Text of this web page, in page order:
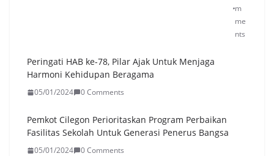
m
me
nts
Peringati HAB ke-78, Pilar Ajak Untuk Menjaga
Harmoni Kehidupan Beragama
05/01/2024 0 Comments
Pemkot Cilegon Perioritaskan Program Perbaikan
Fasilitas Sekolah Untuk Generasi Penerus Bangsa
05/01/2024 0 Comments